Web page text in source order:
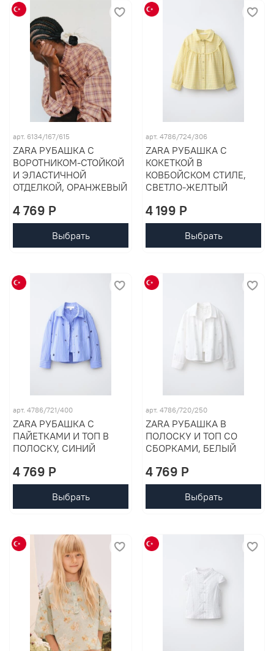
арт. 6134/167/615
ZARA РУБАШКА С
ВОРОТНИКОМ-СТОЙКОЙ
И ЭЛАСТИЧНОЙ
ОТДЕЛКОЙ, ОРАНЖЕВЫЙ
4 769 P
Выбрать
арт. 4786/724/306
ZARA РУБАШКА С
КОКЕТКОЙ В
КОВБОЙСКОМ СТИЛЕ,
СВЕТЛО-ЖЕЛТЫЙ
4 199 P
Выбрать
арт. 4786/721/400
ZARA РУБАШКА С
ПАЙЕТКАМИ И ТОП В
ПОЛОСКУ, СИНИЙ
4 769 P
Выбрать
арт. 4786/720/250
ZARA РУБАШКА В
ПОЛОСКУ И ТОП СО
СБОРКАМИ, БЕЛЫЙ
4 769 P
Выбрать